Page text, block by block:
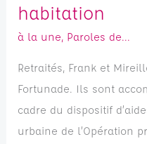
habitation
à la une, Paroles de...
Retraités, Frank et
Fortunade. Ils sont
cadre du dispositif
urbaine de l’Opération